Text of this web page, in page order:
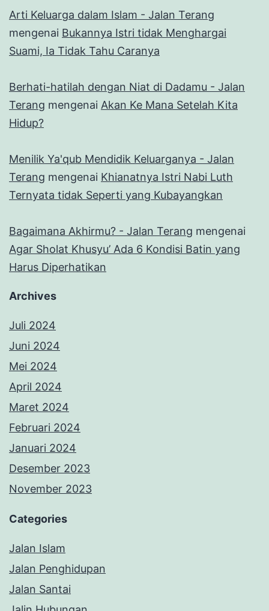
Arti Keluarga dalam Islam - Jalan Terang
mengenai Bukannya Istri tidak Menghargai
Suami, Ia Tidak Tahu Caranya
Berhati-hatilah dengan Niat di Dadamu - Jalan
Terang mengenai Akan Ke Mana Setelah Kita
Hidup?
Menilik Ya'qub Mendidik Keluarganya - Jalan
Terang mengenai Khianatnya Istri Nabi Luth
Ternyata tidak Seperti yang Kubayangkan
Bagaimana Akhirmu? - Jalan Terang mengenai
Agar Sholat Khusyu’ Ada 6 Kondisi Batin yang
Harus Diperhatikan
Archives
Juli 2024
Juni 2024
Mei 2024
April 2024
Maret 2024
Februari 2024
Januari 2024
Desember 2023
November 2023
Categories
Jalan Islam
Jalan Penghidupan
Jalan Santai